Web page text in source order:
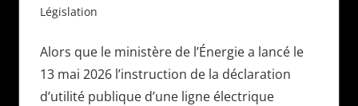
Législation
Alors que le ministère de l’Énergie a lancé le
13 mai 2026 l’instruction de la déclaration
d’utilité publique d’une ligne électrique